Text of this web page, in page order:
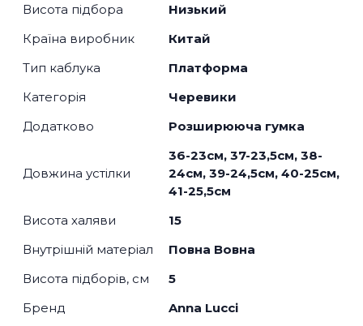
Висота підбора
Низький
Країна виробник
Китай
Тип каблука
Платформа
Категорія
Черевики
Додатково
Розширююча гумка
Довжина устілки
36-23см, 37-23,5см, 38-
24см, 39-24,5см, 40-25см,
41-25,5см
Висота халяви
15
Внутрішній матеріал
Повна Вовна
Висота підборів, см
5
Бренд
Anna Lucci